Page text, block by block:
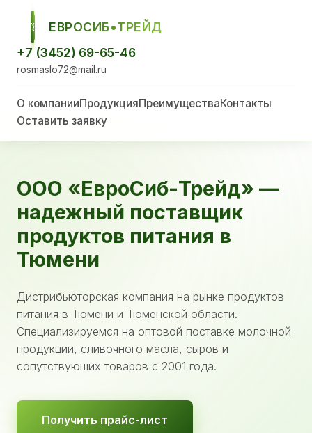
ЕСТ
ЕВРОСИБ•ТРЕЙД
+7 (3452) 69-65-46
rosmaslo72@mail.ru
О компанииПродукцияПреимуществаКонтакты
Оставить заявку
ООО «ЕвроСиб-Трейд» —
надежный поставщик
продуктов питания в
Тюмени
Дистрибьюторская компания на рынке продуктов
питания в Тюмени и Тюменской области.
Специализируемся на оптовой поставке молочной
продукции, сливочного масла, сыров и
сопутствующих товаров с 2001 года.
Получить прайс-лист